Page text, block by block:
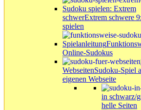
Sudoku spielen: Extrem
schwerExtrem schwere
spielen
Spielanleitung
Online-Sudokus
WebseitenSudoku-Spiel
eigenen Webseite
in schwarz/
helle Seiten